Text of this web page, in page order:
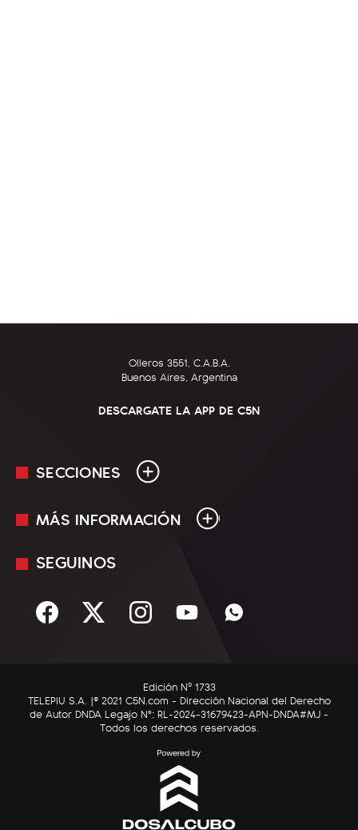
Olleros 3551, C.A.B.A.
Buenos Aires, Argentina
DESCARGATE LA APP DE C5N
SECCIONES
En Vivo
Sociedad
C5N Autos
RatingCero
MÁS INFORMACIÓN
Mediakit
Términos y condiciones
SEGUINOS
Edición Nº 1733
TELEPIU S.A. |© 2021 C5N.com - Dirección Nacional del Derecho
de Autor DNDA Legajo N°: RL-2024-31679423-APN-DNDA#MJ -
Todos los derechos reservados.